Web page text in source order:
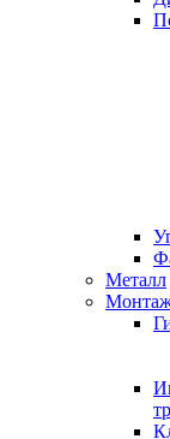
Металл